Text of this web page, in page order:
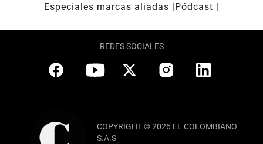
Especiales marcas aliadas
Pódcast
REDES SOCIALES
COPYRIGHT © 2026 EL COLOMBIANO
S.A.S